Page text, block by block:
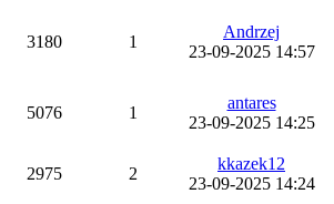
3180 1
Andrzej
23-09-2025 14:57
5076 1
antares
23-09-2025 14:25
2975 2
kkazek12
23-09-2025 14:24